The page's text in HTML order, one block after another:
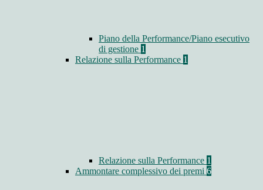
Piano della Performance/Piano esecutivo
di gestione 1
Relazione sulla Performance 1
Relazione sulla Performance 1
Ammontare complessivo dei premi 6